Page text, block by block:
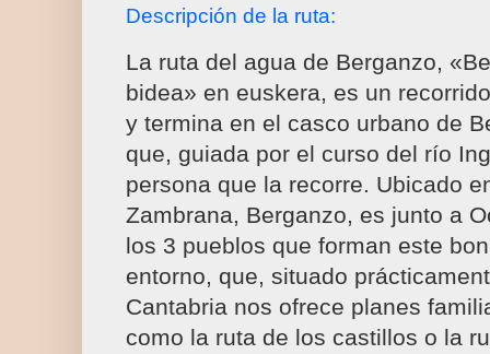
Descripción de la ruta:
La ruta del agua de Berganzo,
bidea» en euskera, es un
y termina en el casco urbano de
que, guiada por el curso del río
persona que la recorre. Ubicado
Zambrana, Berganzo, es junto a
los 3 pueblos que forman este
entorno, que, situado
Cantabria nos ofrece planes
como la ruta de los castillos o la